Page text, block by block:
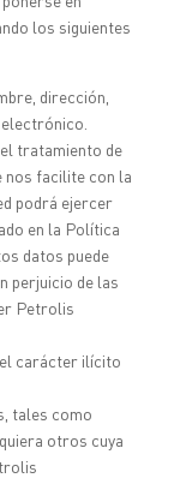
los siguientes
dirección,
tratamiento de
nos facilite con la
podrá ejercer
en la Política
datos puede
perjuicio de las
Petrolis
carácter ilícito
tales como
otros cuya